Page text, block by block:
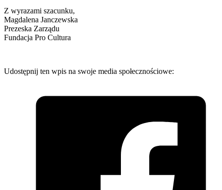
Z wyrazami szacunku,
Magdalena Janczewska
Prezeska Zarządu
Fundacja Pro Cultura
Udostępnij ten wpis na swoje media społecznościowe: